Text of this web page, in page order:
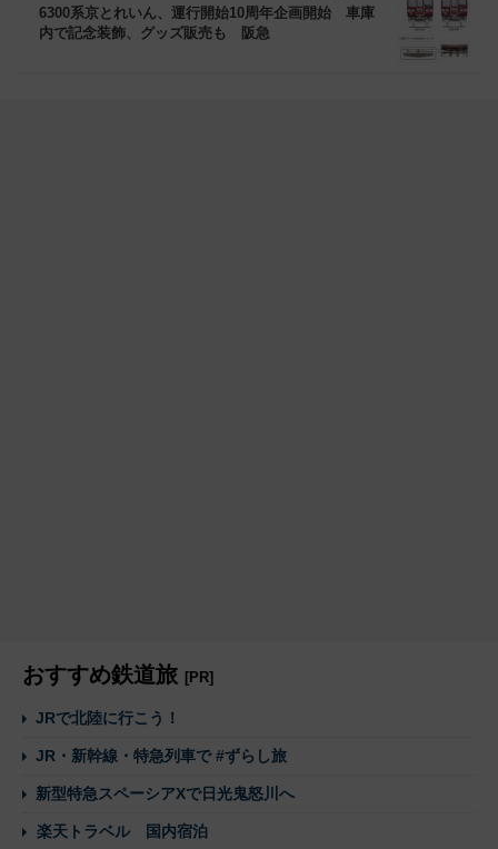
6300系京とれいん、運行開始10周年企画開始 車庫
内で記念装飾、グッズ販売も 阪急
おすすめ鉄道旅 [PR]
JRで北陸に行こう！
JR・新幹線・特急列車で #ずらし旅
新型特急スペーシアXで日光鬼怒川へ
楽天トラベル 国内宿泊